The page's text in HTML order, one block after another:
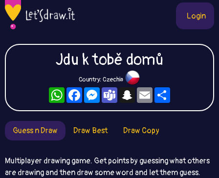
Login
Jdu k tobě domů
Country: Czechia
WhatsAppFacebookMessengerTeamsSnapchat
Email
Guess n Draw Draw Best Draw Copy
Multiplayer drawing game. Get points by guessing what others
are drawing and then draw some word and let them guess.